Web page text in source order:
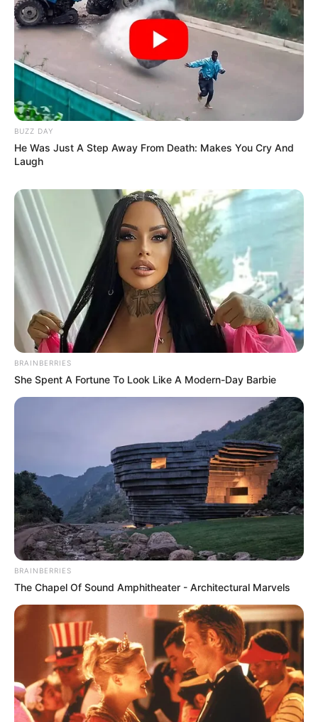
BUZZ DAY
He Was Just A Step Away From Death: Makes You Cry And
Laugh
BRAINBERRIES
She Spent A Fortune To Look Like A Modern-Day Barbie
BRAINBERRIES
The Chapel Of Sound Amphitheater - Architectural Marvels